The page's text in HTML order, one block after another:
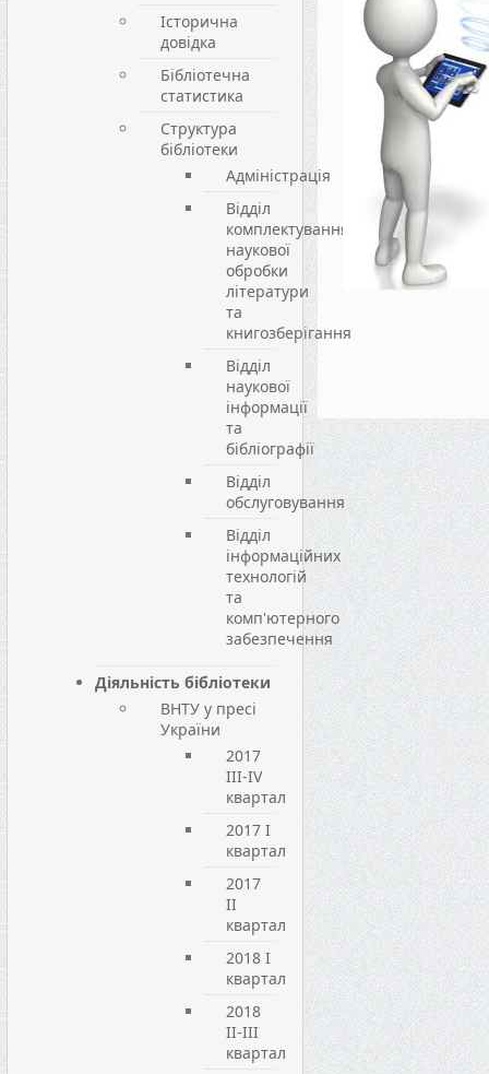
Історична
довідка
Бібліотечна
статистика
Структура
бібліотеки
Адміністрація
Відділ
комплектування,
наукової
обробки
літератури
та
книгозберігання
Відділ
наукової
інформації
та
бібліографії
Відділ
обслуговування
Відділ
інформаційних
технологій
та
комп'ютерного
забезпечення
Діяльність бібліотеки
ВНТУ у пресі
України
2017
III-IV
квартал
2017 I
квартал
2017
II
квартал
2018 I
квартал
2018
II-III
квартал